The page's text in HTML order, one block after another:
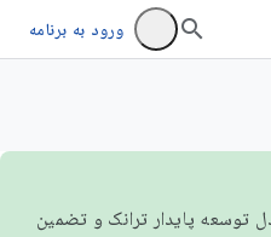
ورود به برنامه
با مدل توسعه پایدار ترانک و تضمین